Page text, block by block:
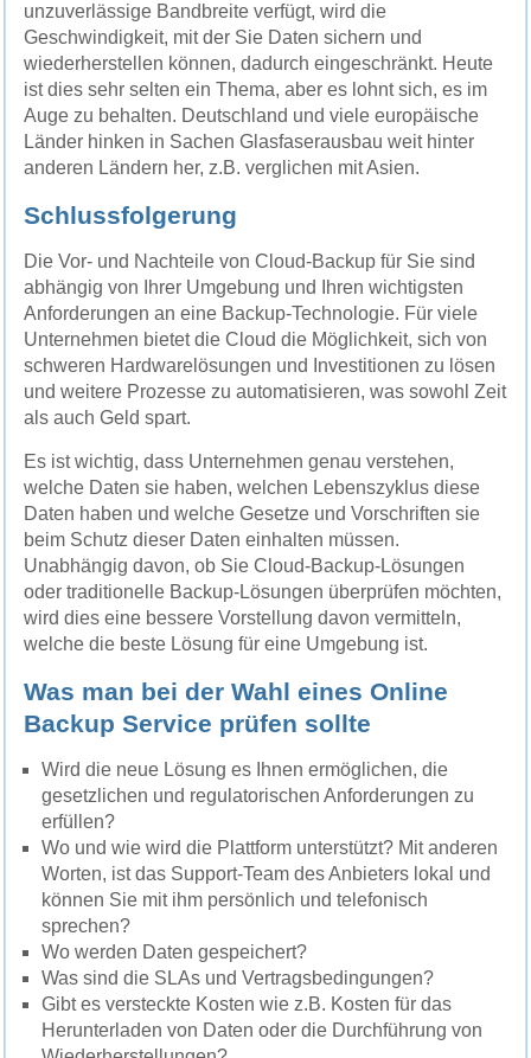
unzuverlässige Bandbreite verfügt, wird die
Geschwindigkeit, mit der Sie Daten sichern und
wiederherstellen können, dadurch eingeschränkt. Heute
ist dies sehr selten ein Thema, aber es lohnt sich, es im
Auge zu behalten. Deutschland und viele europäische
Länder hinken in Sachen Glasfaserausbau weit hinter
anderen Ländern her, z.B. verglichen mit Asien.
Schlussfolgerung
Die Vor- und Nachteile von Cloud-Backup für Sie sind
abhängig von Ihrer Umgebung und Ihren wichtigsten
Anforderungen an eine Backup-Technologie. Für viele
Unternehmen bietet die Cloud die Möglichkeit, sich von
schweren Hardwarelösungen und Investitionen zu lösen
und weitere Prozesse zu automatisieren, was sowohl Zeit
als auch Geld spart.
Es ist wichtig, dass Unternehmen genau verstehen,
welche Daten sie haben, welchen Lebenszyklus diese
Daten haben und welche Gesetze und Vorschriften sie
beim Schutz dieser Daten einhalten müssen.
Unabhängig davon, ob Sie Cloud-Backup-Lösungen
oder traditionelle Backup-Lösungen überprüfen möchten,
wird dies eine bessere Vorstellung davon vermitteln,
welche die beste Lösung für eine Umgebung ist.
Was man bei der Wahl eines Online
Backup Service prüfen sollte
Wird die neue Lösung es Ihnen ermöglichen, die
gesetzlichen und regulatorischen Anforderungen zu
erfüllen?
Wo und wie wird die Plattform unterstützt? Mit anderen
Worten, ist das Support-Team des Anbieters lokal und
können Sie mit ihm persönlich und telefonisch
sprechen?
Wo werden Daten gespeichert?
Was sind die SLAs und Vertragsbedingungen?
Gibt es versteckte Kosten wie z.B. Kosten für das
Herunterladen von Daten oder die Durchführung von